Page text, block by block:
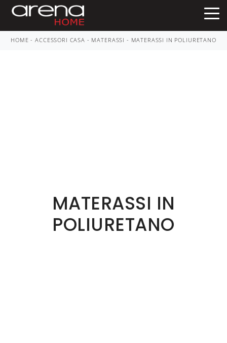
HOME -ACCESSORI CASA - MATERASSI - MATERASSI IN POLIURETANO
MATERASSI IN
POLIURETANO